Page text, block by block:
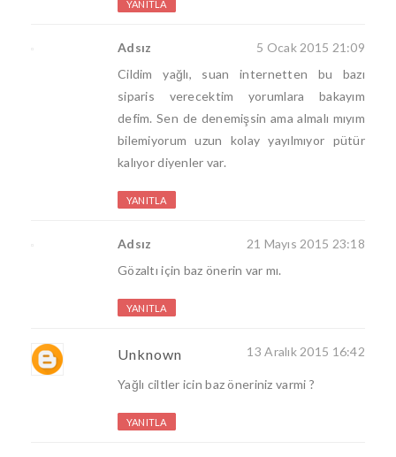
YANITLA
Adsız
5 Ocak 2015 21:09
Cildim yağlı, suan internetten bu bazı
siparis verecektim yorumlara bakayım
defim. Sen de denemişsin ama almalı mıyım
bilemiyorum uzun kolay yayılmıyor pütür
kalıyor diyenler var.
YANITLA
Adsız
21 Mayıs 2015 23:18
Gözaltı için baz önerin var mı.
YANITLA
Unknown 13 Aralık 2015 16:42
Yağlı ciltler icin baz öneriniz varmi ?
YANITLA